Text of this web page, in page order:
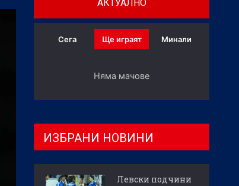
АКТУАЛНО
Сега Ще играят Минали
Няма мачове
ИЗБРАНИ НОВИНИ
Левски подчини